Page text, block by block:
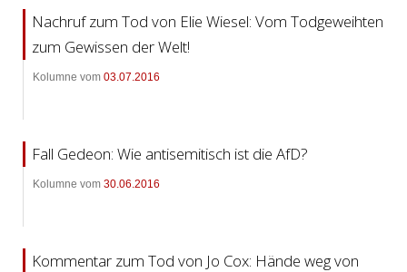
Nachruf zum Tod von Elie Wiesel: Vom Todgeweihten
zum Gewissen der Welt!
Kolumne vom 03.07.2016
Fall Gedeon: Wie antisemitisch ist die AfD?
Kolumne vom 30.06.2016
Kommentar zum Tod von Jo Cox: Hände weg von